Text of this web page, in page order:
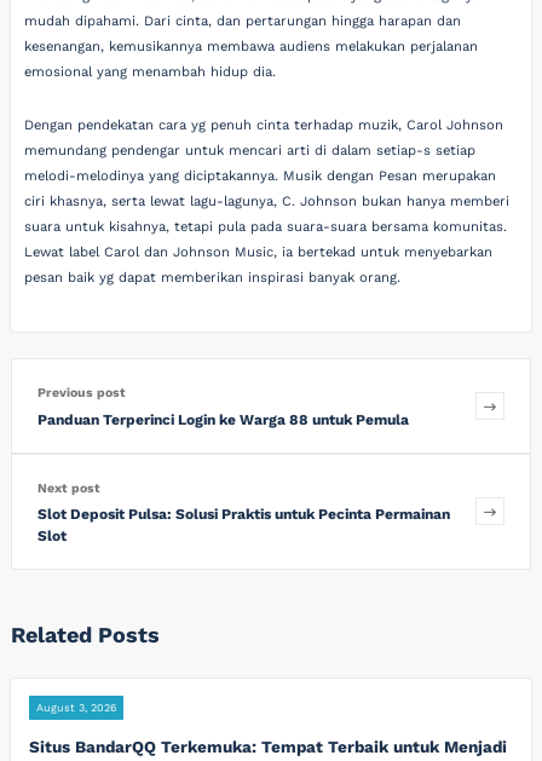
mudah dipahami. Dari cinta, dan pertarungan hingga harapan dan
kesenangan, kemusikannya membawa audiens melakukan perjalanan
emosional yang menambah hidup dia.
Dengan pendekatan cara yg penuh cinta terhadap muzik, Carol Johnson
memundang pendengar untuk mencari arti di dalam setiap-s setiap
melodi-melodinya yang diciptakannya. Musik dengan Pesan merupakan
ciri khasnya, serta lewat lagu-lagunya, C. Johnson bukan hanya memberi
suara untuk kisahnya, tetapi pula pada suara-suara bersama komunitas.
Lewat label Carol dan Johnson Music, ia bertekad untuk menyebarkan
pesan baik yg dapat memberikan inspirasi banyak orang.
Previous post
Panduan Terperinci Login ke Warga 88 untuk Pemula
Next post
Slot Deposit Pulsa: Solusi Praktis untuk Pecinta Permainan
Slot
Related Posts
August 3, 2026
Situs BandarQQ Terkemuka: Tempat Terbaik untuk Menjadi